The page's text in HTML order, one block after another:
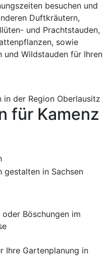
besuchen und
Duftkräutern,
und Prachtstauden,
sowie
und Wildstauden für Ihren
der Region Oberlausitz
für Kamenz
Böschungen im
Ihre Gartenplanung in